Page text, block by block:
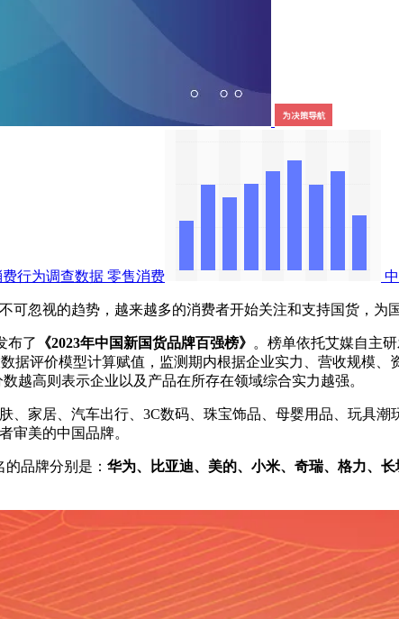
行为调查数据 零售消费
忽视的趋势，越来越多的消费者开始关注和支持国货，为
布了 《2023年中国新国货品牌百强榜》 。榜单依托艾媒自主
据评价模型计算赋值，监测期内根据企业实力、营收规模
越高则表示企业以及产品在所存在领域综合实力越强。
居、汽车出行、3C数码、珠宝饰品、母婴用品、玩具潮
审美的中国品牌。
品牌分别是： 华为、比亚迪、美的、小米、奇瑞、格力、